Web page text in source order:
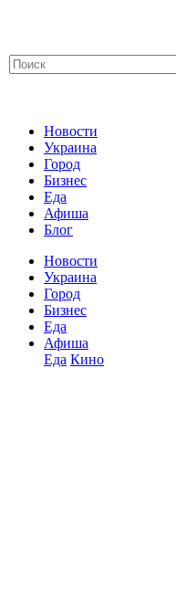
Новости
Украина
Город
Бизнес
Еда
Афиша
Блог
Новости
Украина
Город
Бизнес
Еда
Афиша
Еда Кино